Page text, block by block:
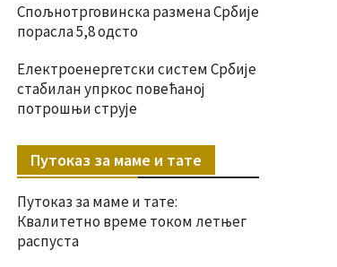
Спољнотрговинска размена Србије
порасла 5,8 одсто
Електроенергетски систем Србије
стабилан упркос повећаној
потрошњи струје
Путоказ за маме и тате
Путоказ за маме и тате:
Квалитетно време током летњег
распуста